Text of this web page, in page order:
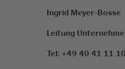
Ingrid Meyer-Bosse
Leitung
Tel: +49 40 41 11